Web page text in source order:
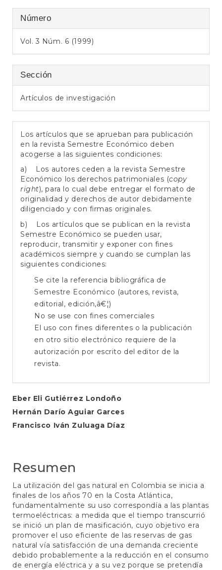
e
a
Número
Vol. 3 Núm. 6 (1999)
Sección
Artículos de investigación
Los artículos que se aprueban para publicación
en la revista Semestre Económico deben
acogerse a las siguientes condiciones:
a) Los autores ceden a la revista Semestre
Económico los derechos patrimoniales (copy
right), para lo cual debe entregar el formato de
originalidad y derechos de autor debidamente
diligenciado y con firmas originales.
b) Los artículos que se publican en la revista
Semestre Económico se pueden usar,
reproducir, transmitir y exponer con fines
académicos siempre y cuando se cumplan las
siguientes condiciones:
Se cite la referencia bibliográfica de
Semestre Económico (autores, revista,
editorial, edición,â€¦)
No se use con fines comerciales
El uso con fines diferentes o la publicación
en otro sitio electrónico requiere de la
autorización por escrito del editor de la
revista.
Contenido
principal
del
Eber Eli Gutiérrez Londoño
Hernán Darío Aguiar Garces
Francisco Iván Zuluaga Díaz
Resumen
La utilización del gas natural en Colombia se inicia a
finales de los años 70 en la Costa Atlántica,
fundamentalmente su uso correspondía a las plantas
termoeléctricas: a medida que el tiempo transcurrió
se inició un plan de masificación, cuyo objetivo era
promover el uso eficiente de las reservas de gas
natural vía satisfacción de una demanda creciente
debido probablemente a la reducción en el consumo
de energía eléctrica y a su vez porque se pretendía